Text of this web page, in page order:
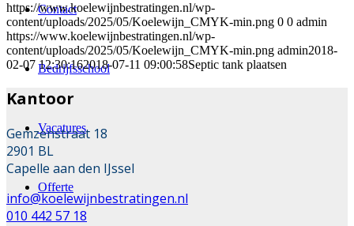
Contact
Bedrijfsschool
Vacatures
Offerte
https://www.koelewijnbestratingen.nl/wp-
content/uploads/2025/05/Koelewijn_CMYK-min.png 0 0 admin
https://www.koelewijnbestratingen.nl/wp-
content/uploads/2025/05/Koelewijn_CMYK-min.png admin2018-
02-07 12:30:162018-07-11 09:00:58Septic tank plaatsen
Kantoor
Gemzenstraat 18
2901 BL
Capelle aan den IJssel
info@koelewijnbestratingen.nl
010 442 57 18